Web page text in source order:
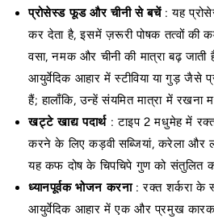
प्रोसेस्ड फूड और चीनी से बचें : यह
कर देता है, इसमें ज़रूरी पोषक तत्वों की
वसा, नमक और चीनी की मात्रा बढ़
आयुर्वेदिक आहार में स्टीविया या गुड़ जैसे
हैं; हालाँकि, उन्हें संयमित मात्रा में रखना
खट्टे खाद्य पदार्थ : टाइप 2 मधुमेह में
करने के लिए कड़वी सब्जियां, करेला और
यह कफ दोष के चिपचिपे गुण को संतुलित
ध्यानपूर्वक भोजन करना : रक्त शर्करा के
आयुर्वेदिक आहार में एक और प्रमुख कारक